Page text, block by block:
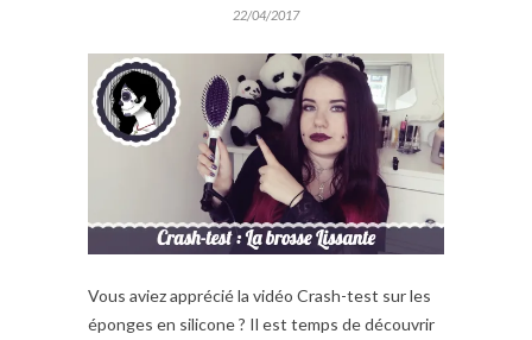
22/04/2017
Vous aviez apprécié la vidéo Crash-test sur les
éponges en silicone ? Il est temps de découvrir